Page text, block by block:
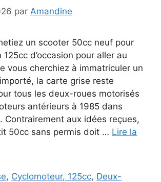
par Amandine
un scooter 50cc neuf pour
d’occasion pour aller au
vous cherchiez à immatriculer un
la carte grise reste
tous les deux-roues motorisés
antérieurs à 1985 dans
Contrairement aux idées reçues,
50cc sans permis doit … Lire la
, Cyclomoteur, 125cc, Deux-